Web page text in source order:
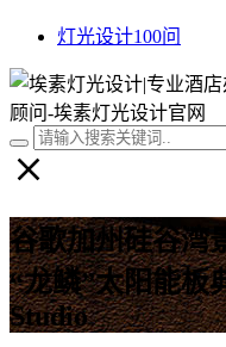
灯光设计100问
谷歌加州硅谷湾
“龙鳞”太阳能板
Studio